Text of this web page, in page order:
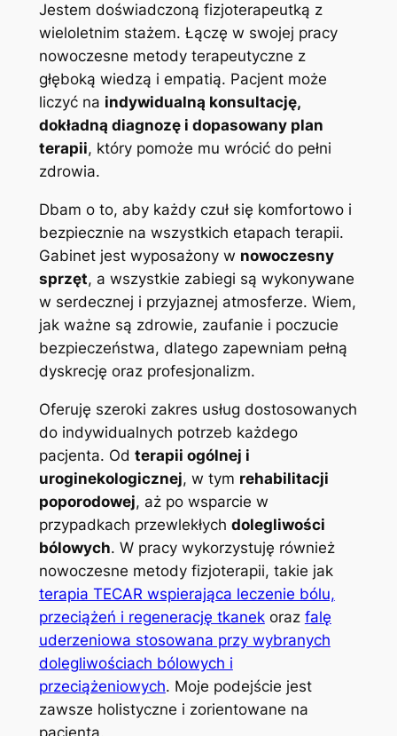
Jestem doświadczoną fizjoterapeutką z
wieloletnim stażem. Łączę w swojej pracy
nowoczesne metody terapeutyczne z
głęboką wiedzą i empatią. Pacjent może
liczyć na indywidualną konsultację,
dokładną diagnozę i dopasowany plan
terapii, który pomoże mu wrócić do pełni
zdrowia.
Dbam o to, aby każdy czuł się komfortowo i
bezpiecznie na wszystkich etapach terapii.
Gabinet jest wyposażony w nowoczesny
sprzęt, a wszystkie zabiegi są wykonywane
w serdecznej i przyjaznej atmosferze. Wiem,
jak ważne są zdrowie, zaufanie i poczucie
bezpieczeństwa, dlatego zapewniam pełną
dyskrecję oraz profesjonalizm.
Oferuję szeroki zakres usług dostosowanych
do indywidualnych potrzeb każdego
pacjenta. Od terapii ogólnej i
uroginekologicznej, w tym rehabilitacji
poporodowej, aż po wsparcie w
przypadkach przewlekłych dolegliwości
bólowych. W pracy wykorzystuję również
nowoczesne metody fizjoterapii, takie jak
terapia TECAR wspierająca leczenie bólu,
przeciążeń i regenerację tkanekoraz falę
uderzeniowa stosowana przy wybranych
dolegliwościach bólowych i
przeciążeniowych. Moje podejście jest
zawsze holistyczne i zorientowane na